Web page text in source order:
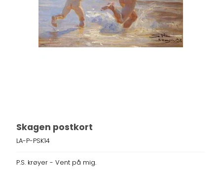
Skagen postkort
LA-P-PSK14
P.S. krøyer - Vent på mig.